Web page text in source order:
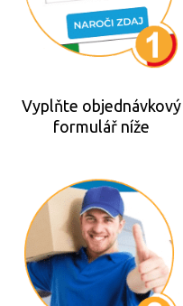
Vyplňte objednávkový
formulář níže